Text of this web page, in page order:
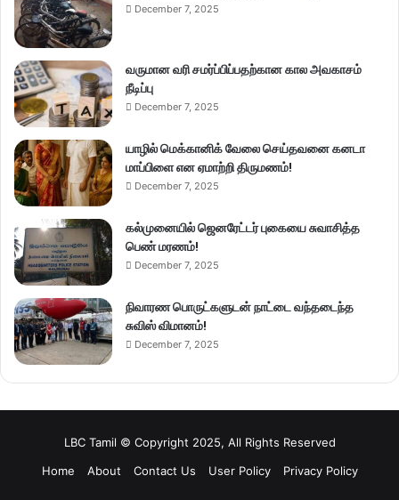
December 7, 2025
வருமான வரி சமர்ப்பிப்பதற்கான கால அவகாசம்
நீடிப்பு
December 7, 2025
யாழில் மெக்கானிக் வேலை செய்தவனை கனடா
மாப்பிளை என ஏமாற்றி திருமணம்!
December 7, 2025
கல்முனையில் ஜெனரேட்டர் புகையை சுவாசித்த
பெண் மரணம்!
December 7, 2025
நிவாரண பொருட்களுடன் நாட்டை வந்தடைந்த
சுவிஸ் விமானம்!
December 7, 2025
LBC Tamil © Copyright 2025, All Rights Reserved
Home
About Contact Us User Policy Privacy Policy